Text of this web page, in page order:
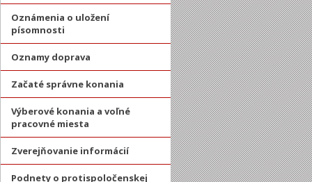
Oznámenia o uložení
písomnosti
Oznamy doprava
Začaté správne konania
Výberové konania a voľné
pracovné miesta
Zverejňovanie informácií
Podnety o protispoločenskej